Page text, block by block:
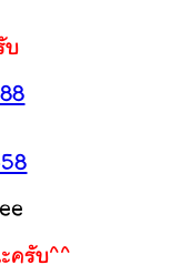
บ
ครับ^^